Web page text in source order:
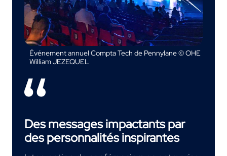
Événement annuel Compta Tech de Pennylane © OHE
William JEZEQUEL
Des messages impactants par
des personnalités inspirantes